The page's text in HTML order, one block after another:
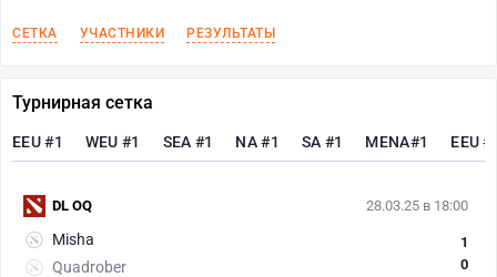
СЕТКА УЧАСТНИКИ РЕЗУЛЬТАТЫ
Турнирная сетка
EEU #1 WEU #1 SEA #1 NA #1 SA #1 MENA#1 EEU
28.03.25 в 18:00
Misha
Quadrober
1
0
DL OQ